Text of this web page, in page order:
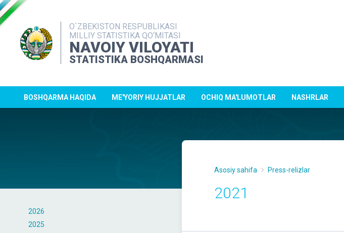
O`ZBEKISTON RESPUBLIKASI
MILLIY STATISTIKA QO‘MITASI
NAVOIY VILOYATI
STATISTIKA BOSHQARMASI
BOSHQARMA HAQIDA ME'YORIY HUJJATLAR OCHIQ MA'LUMOTLAR NASHRLAR
2026
2025
Asosiy sahifa Press-relizlar
2021